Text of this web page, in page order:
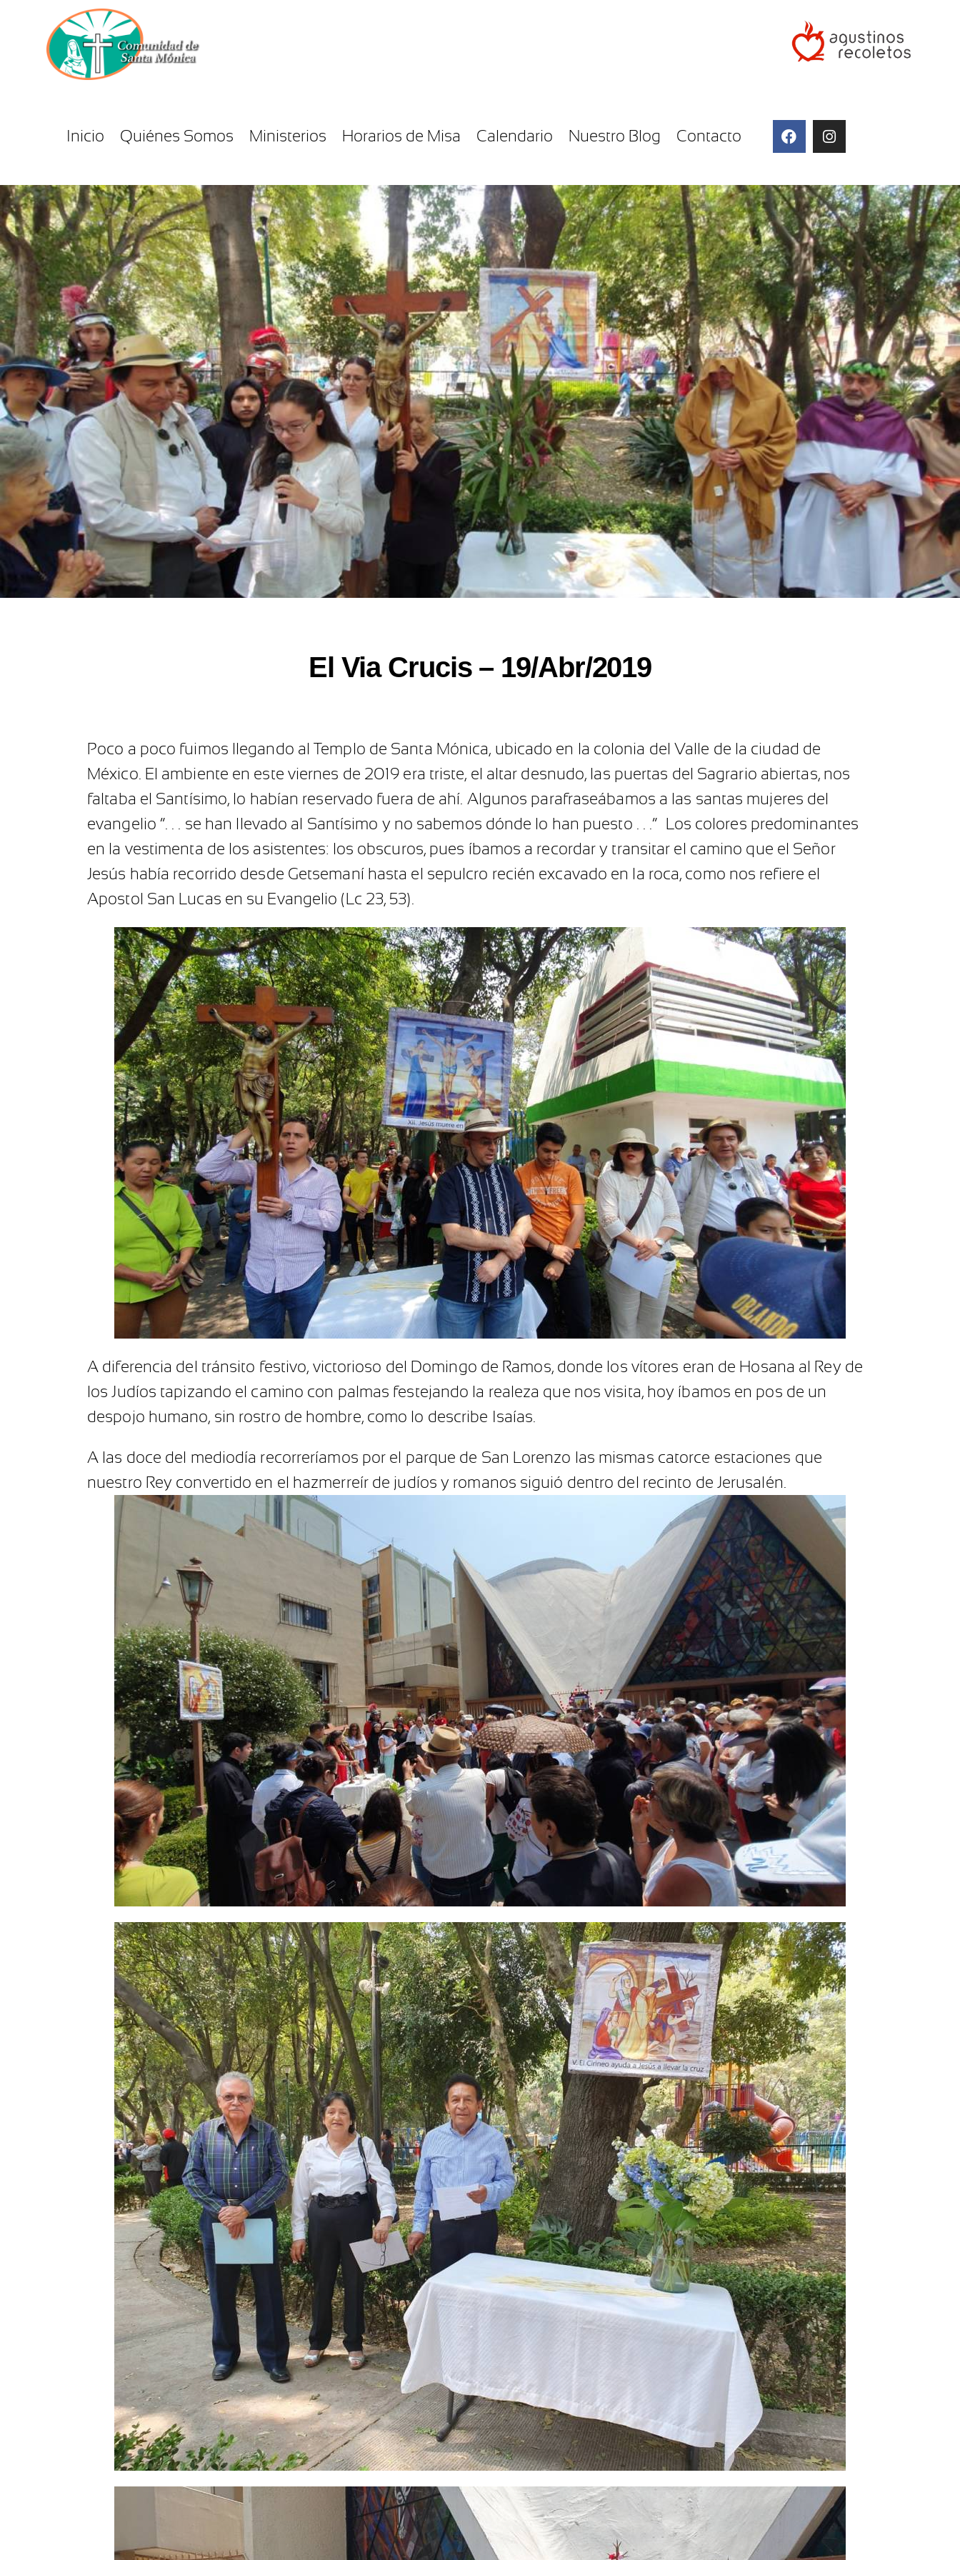
Inicio Quiénes Somos Ministerios Horarios de Misa Calendario Nuestro Blog Contacto
El Via Crucis – 19/Abr/2019
Poco a poco fuimos llegando al Templo de Santa Mónica, ubicado en la colonia del Valle de la ciudad de
México. El ambiente en este viernes de 2019 era triste, el altar desnudo, las puertas del Sagrario abiertas, nos
faltaba el Santísimo, lo habían reservado fuera de ahí. Algunos parafraseábamos a las santas mujeres del
evangelio “. . . se han llevado al Santísimo y no sabemos dónde lo han puesto . . .” Los colores predominantes
en la vestimenta de los asistentes: los obscuros, pues íbamos a recordar y transitar el camino que el Señor
Jesús había recorrido desde Getsemaní hasta el sepulcro recién excavado en la roca, como nos refiere el
Apostol San Lucas en su Evangelio (Lc 23, 53).
A diferencia del tránsito festivo, victorioso del Domingo de Ramos, donde los vítores eran de Hosana al Rey de
los Judíos tapizando el camino con palmas festejando la realeza que nos visita, hoy íbamos en pos de un
despojo humano, sin rostro de hombre, como lo describe Isaías.
A las doce del mediodía recorreríamos por el parque de San Lorenzo las mismas catorce estaciones que
nuestro Rey convertido en el hazmerreír de judíos y romanos siguió dentro del recinto de Jerusalén.